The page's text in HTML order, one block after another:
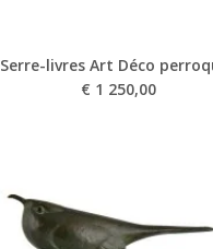
Serre-livres Art Déco
€ 1 250,00